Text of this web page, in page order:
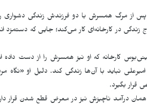
از مرگ همسرش با دو فرزندش زندگی دشواری را
در کارخانه‌ای کار می‌کند؛ جایی که دستمزد
کارخانه که او نیز همسرش را از دست داده
نباید با آن‌ها زندگی کند. دلیل او «نگاه
بگیرد.
و همان درآمد ناچیزش نیز در معرض قطع شدن قرار